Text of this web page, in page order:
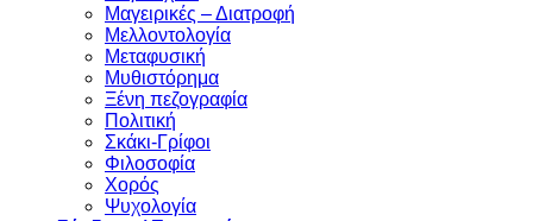
Μαγειρικές – Διατροφή
Μελλοντολογία
Μεταφυσική
Μυθιστόρημα
Ξένη πεζογραφία
Πολιτική
Σκάκι-Γρίφοι
Φιλοσοφία
Χορός
Ψυχολογία